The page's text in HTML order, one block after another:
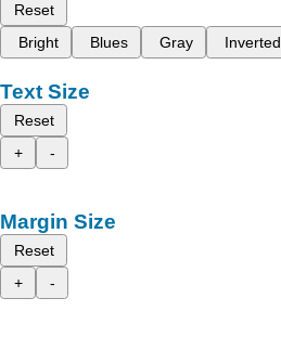
Reset
Bright
Blues Gray Inverted
Text Size
Reset
+
-
Margin Size
Reset
+
-